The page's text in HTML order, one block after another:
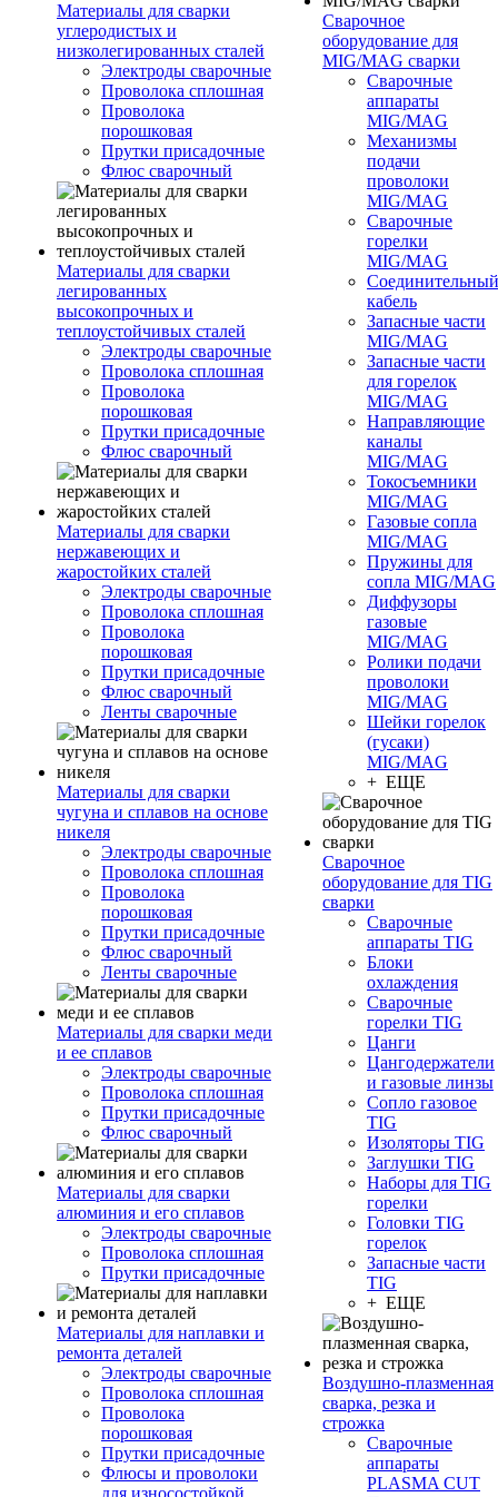
Материалы для сварки
углеродистых и
низколегированных сталей
Электроды сварочные
Проволока сплошная
Проволока
порошковая
Прутки присадочные
Флюс сварочный
Материалы для сварки
легированных
высокопрочных и
теплоустойчивых сталей
Электроды сварочные
Проволока сплошная
Проволока
порошковая
Прутки присадочные
Флюс сварочный
Материалы для сварки
нержавеющих и
жаростойких сталей
Электроды сварочные
Проволока сплошная
Проволока
порошковая
Прутки присадочные
Флюс сварочный
Ленты сварочные
Материалы для сварки
чугуна и сплавов на основе
никеля
Электроды сварочные
Проволока сплошная
Проволока
порошковая
Прутки присадочные
Флюс сварочный
Ленты сварочные
Материалы для сварки меди
и ее сплавов
Электроды сварочные
Проволока сплошная
Прутки присадочные
Флюс сварочный
Материалы для сварки
алюминия и его сплавов
Электроды сварочные
Проволока сплошная
Прутки присадочные
Материалы для наплавки и
ремонта деталей
Электроды сварочные
Проволока сплошная
Проволока
порошковая
Прутки присадочные
Флюсы и проволоки
для износостойкой
Сварочное
оборудование для
MIG/MAG сварки
Сварочные
аппараты
MIG/MAG
Механизмы
подачи
проволоки
MIG/MAG
Сварочные
горелки
MIG/MAG
Соединительный
кабель
Запасные части
MIG/MAG
Запасные части
для горелок
MIG/MAG
Направляющие
каналы
MIG/MAG
Токосъемники
MIG/MAG
Газовые сопла
MIG/MAG
Пружины для
сопла MIG/MAG
Диффузоры
газовые
MIG/MAG
Ролики подачи
проволоки
MIG/MAG
Шейки горелок
(гусаки)
MIG/MAG
+ ЕЩЕ
Сварочное
оборудование для TIG
сварки
Сварочные
аппараты TIG
Блоки
охлаждения
Сварочные
горелки TIG
Цанги
Цангодержатели
и газовые линзы
Сопло газовое
TIG
Изоляторы TIG
Заглушки TIG
Наборы для TIG
горелки
Головки TIG
горелок
Запасные части
TIG
+ ЕЩЕ
Воздушно-плазменная
сварка, резка и
строжка
Сварочные
аппараты
PLASMA CUT